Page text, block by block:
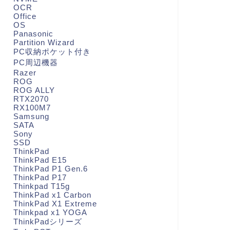
OCR
Office
OS
Panasonic
Partition Wizard
PC収納ポケット付き
PC周辺機器
Razer
ROG
ROG ALLY
RTX2070
RX100M7
Samsung
SATA
Sony
SSD
ThinkPad
ThinkPad E15
ThinkPad P1 Gen.6
ThinkPad P17
Thinkpad T15g
ThinkPad x1 Carbon
ThinkPad X1 Extreme
Thinkpad x1 YOGA
ThinkPadシリーズ